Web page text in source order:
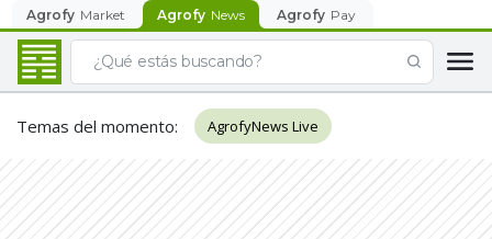
Agrofy Market Agrofy News Agrofy Pay
Temas del momento: AgrofyNews Live